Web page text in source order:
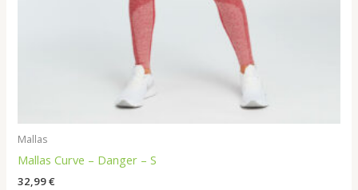
Mallas
Mallas Curve – Danger – S
32,99€